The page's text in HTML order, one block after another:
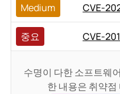
Medium CVE-
중요 CVE-
수명이 다한 소프트웨
한 내용은 취약